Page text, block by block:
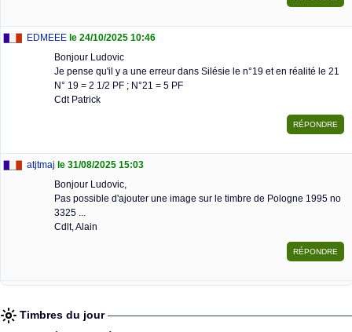
EDMEEE le 24/10/2025 10:46
Bonjour Ludovic
Je pense qu'il y a une erreur dans Silésie le n°19 et en réalité le 21
N° 19 = 2 1/2 PF ; N°21 = 5 PF
Cdt Patrick
atjtmaj le 31/08/2025 15:03
Bonjour Ludovic,
Pas possible d'ajouter une image sur le timbre de Pologne 1995 no
3325 ...
Cdlt, Alain
Timbres du jour